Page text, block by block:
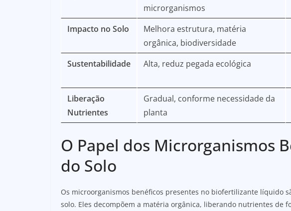
microrganismos
Impacto no Solo
Melhora estrutura, matéria
orgânica, biodiversidade
Sustentabilidade
Alta, reduz pegada ecológica
Liberação
Nutrientes
Gradual, conforme necessidade da
planta
O Papel dos Microrganismos
do Solo
Os microorganismos benéficos presentes no biofertilizante líquido
solo. Eles decompõem a matéria orgânica, liberando nutrientes de